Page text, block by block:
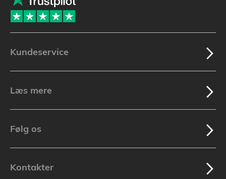
Kundeservice
Læs mere
Følg os
Kontakter